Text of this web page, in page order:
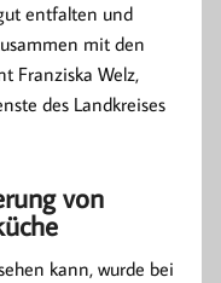
entfalten und
mit den
Franziska Welz,
des Landkreises
von
kann, wurde bei